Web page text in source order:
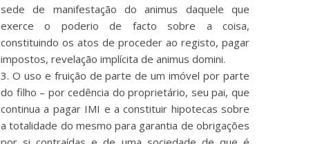
sede de manifestação do animus daquele que
exerce o poderio de facto sobre a coisa,
constituindo os atos de proceder ao registo, pagar
impostos, revelação implícita de animus domini.
3. O uso e fruição de parte de um imóvel por parte
do filho – por cedência do proprietário, seu pai, que
continua a pagar IMI e a constituir hipotecas sobre
a totalidade do mesmo para garantia de obrigações